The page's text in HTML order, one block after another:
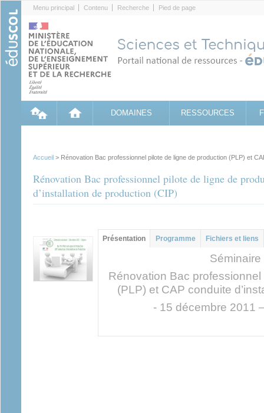
Menu principal Contenu Recherche Pied de page
DOMAINES RESSOURCES
Accueil > Rénovation Bac professionnel pilote de ligne de production (PLP) et
Rénovation Bac professionnel pilote de ligne de
d’installation de production (CIP)
Contenu principal
Présentation (onglet
actif)
Programme Fichiers et liens
Rénovation Bac
(PLP) et CAP conduite
- 15 décembre 2011